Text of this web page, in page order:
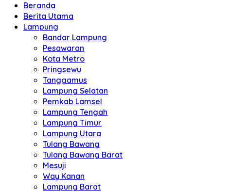
Beranda
Berita Utama
Lampung
Bandar Lampung
Pesawaran
Kota Metro
Pringsewu
Tanggamus
Lampung Selatan
Pemkab Lamsel
Lampung Tengah
Lampung Timur
Lampung Utara
Tulang Bawang
Tulang Bawang Barat
Mesuji
Way Kanan
Lampung Barat